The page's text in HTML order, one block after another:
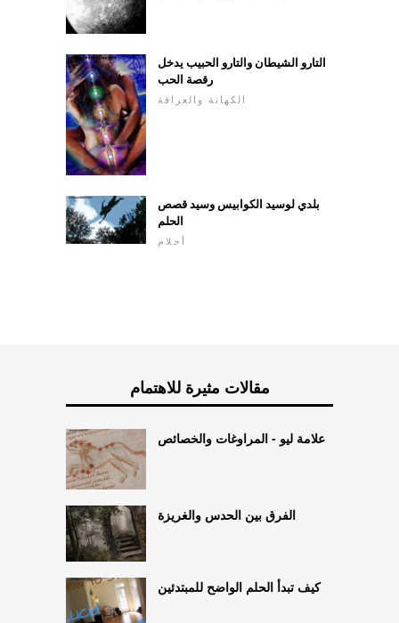
التارو الشيطان والتارو الحبيب يدخل
رقصة الحب
الكهانة والعرافة
بلدي لوسيد الكوابيس وسيد قصص
الحلم
أحلام
مقالات مثيرة للاهتمام
علامة ليو - المراوغات والخصائص
الفرق بين الحدس والغريزة
كيف تبدأ الحلم الواضح للمبتدئين